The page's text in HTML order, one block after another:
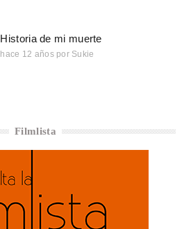
Historia de mi muerte
hace 12 años por Sukie
Filmlista